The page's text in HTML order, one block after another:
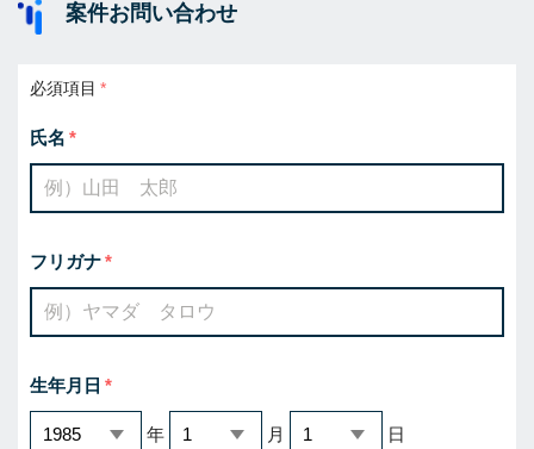
案件お問い合わせ
必須項目
氏名
フリガナ
生年月日
年 月 日